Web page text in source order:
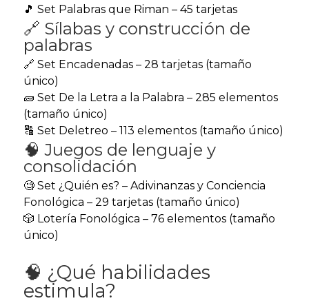
🎵 Set Palabras que Riman – 45 tarjetas
🔗 Sílabas y construcción de
palabras
🔗 Set Encadenadas – 28 tarjetas (tamaño
único)
🧱 Set De la Letra a la Palabra – 285 elementos
(tamaño único)
🔠 Set Deletreo – 113 elementos (tamaño único)
🧠 Juegos de lenguaje y
consolidación
🧐 Set ¿Quién es? – Adivinanzas y Conciencia
Fonológica – 29 tarjetas (tamaño único)
🎲 Lotería Fonológica – 76 elementos (tamaño
único)
🧠 ¿Qué habilidades
estimula?